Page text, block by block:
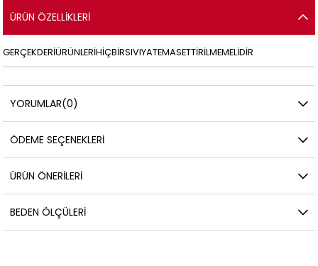
ÜRÜN ÖZELLIKLERI
GERÇEKDERİÜRÜNLERİHİÇBİRSIVIYATEMASETTİRİLMEMELİDİR
YORUMLAR(0)
ÖDEME SEÇENEKLERI
ÜRÜN ÖNERILERI
BEDEN ÖLÇÜLERI